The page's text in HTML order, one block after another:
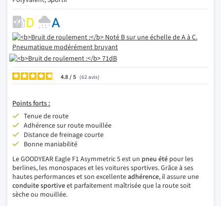
4.8/ 62 avis
Pointsforts :
Tenue de route
Adhérence sur route mouillée
Distance de freinage courte
Bonne maniabilité
Le GOODYEAR Eagle F1 Asymmetric 5 est un pneu été pour les
berlines, les monospaces et les voitures sportives. Grâce à ses
hautes performances et son excellenteadhérence, il assure une
conduite sportiveet parfaitement maîtrisée que la route soit
sèche ou mouillée.